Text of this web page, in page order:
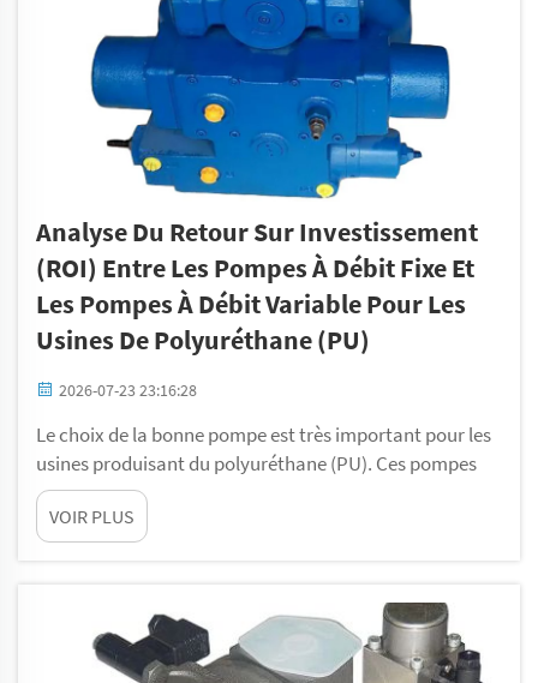
Analyse Du Retour Sur Investissement
(ROI) Entre Les Pompes À Débit Fixe Et
Les Pompes À Débit Variable Pour Les
Usines De Polyuréthane (PU)
2026-07-23 23:16:28
Le choix de la bonne pompe est très important pour les
usines produisant du polyuréthane (PU). Ces pompes
permettent de déplacer des liquides au cours du
processus de fabrication. Il existe deux principaux types
de pompes : les pompes à débit fixe et les pompes à
VOIR PLUS